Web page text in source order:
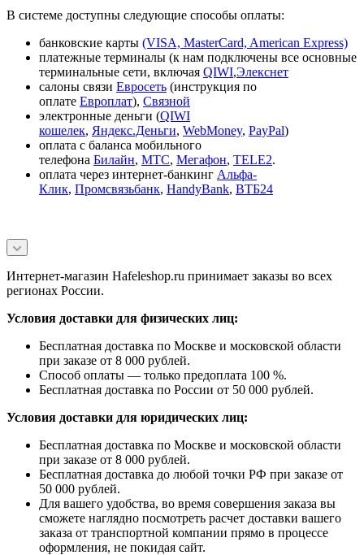
В системе доступны следующие способы оплаты:
банковские карты (VISA, MasterCard, American Express)
платежные терминалы (к нам подключены все основные
терминальные сети, включая QIWI,Элекснет
салоны связи Евросеть (инструкция по
оплате Европлат), Связной
электронные деньги (QIWI
кошелек, Яндекс.Деньги, WebMoney, PayPal)
оплата с баланса мобильного
телефона Билайн, МТС, Мегафон, TELE2.
оплата через интернет-банкинг Альфа-
Клик, Промсвязьбанк, HandyBank, ВТБ24
Интернет-магазин Hafeleshop.ru принимает заказы во всех
регионах России.
Условия доставки для физических лиц:
Бесплатная доставка по Москве и московской области
при заказе от 8 000 рублей.
Способ оплаты — только предоплата 100 %.
Бесплатная доставка по России от 50 000 рублей.
Условия доставки для юридических лиц:
Бесплатная доставка по Москве и московской области
при заказе от 8 000 рублей.
Бесплатная доставка до любой точки РФ при заказе от
50 000 рублей.
Для вашего удобства, во время совершения заказа вы
сможете наглядно посмотреть расчет доставки вашего
заказа от транспортной компании прямо в процессе
оформления, не покидая сайт.